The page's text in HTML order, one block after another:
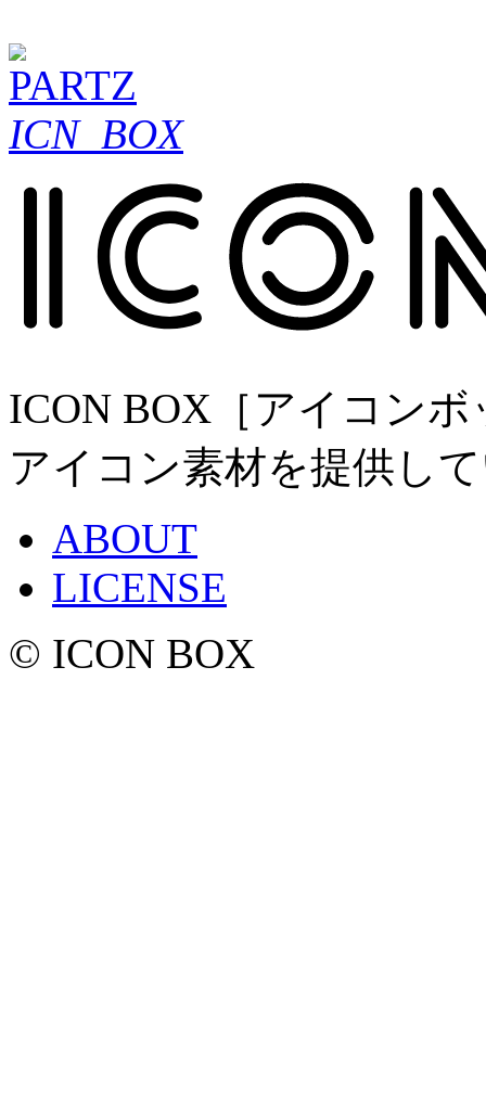
ICN_BOX
ICON BOX［アイコン
アイコン素材を提供し
ABOUT
LICENSE
© ICON BOX